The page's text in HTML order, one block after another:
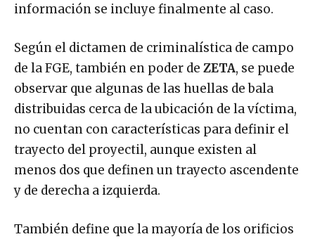
información se incluye finalmente al caso.
Según el dictamen de criminalística de campo
de la FGE, también en poder de ZETA, se puede
observar que algunas de las huellas de bala
distribuidas cerca de la ubicación de la víctima,
no cuentan con características para definir el
trayecto del proyectil, aunque existen al
menos dos que definen un trayecto ascendente
y de derecha a izquierda.
También define que la mayoría de los orificios